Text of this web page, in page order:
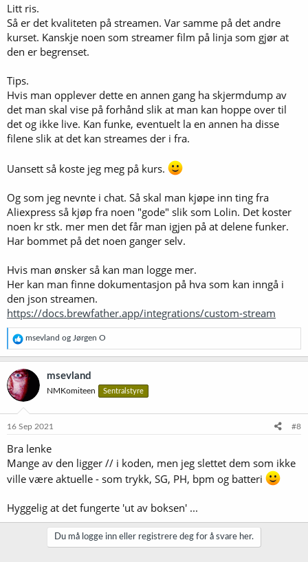
Litt ris.
Så er det kvaliteten på streamen. Var samme på det andre
kurset. Kanskje noen som streamer film på linja som gjør at
den er begrenset.
Tips.
Hvis man opplever dette en annen gang ha skjermdump av
det man skal vise på forhånd slik at man kan hoppe over til
det og ikke live. Kan funke, eventuelt la en annen ha disse
filene slik at det kan streames der i fra.
Uansett så koste jeg meg på kurs.
Og som jeg nevnte i chat. Så skal man kjøpe inn ting fra
Aliexpress så kjøp fra noen "gode" slik som Lolin. Det koster
noen kr stk. mer men det får man igjen på at delene funker.
Har bommet på det noen ganger selv.
Hvis man ønsker så kan man logge mer.
Her kan man finne dokumentasjon på hva som kan inngå i
den json streamen.
https://docs.brewfather.app/integrations/custom-stream
R
e
a
k
s
j
o
e
msevland og Jørgen O
msevland
NMKomiteen Sentralstyre
16 Sep 2021 #8
Bra lenke
Mange av den ligger // i koden, men jeg slettet dem som ikke
ville være aktuelle - som trykk, SG, PH, bpm og batteri
Hyggelig at det fungerte 'ut av boksen' ...
Du må logge inn eller registrere deg for å svare her.